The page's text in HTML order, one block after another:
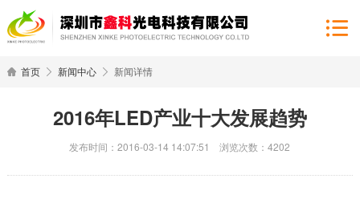
首页 新闻中心 新闻详情
2016年LED产业十大发展趋势
发布时间：2016-03-14 14:07:51 浏览次数：4202